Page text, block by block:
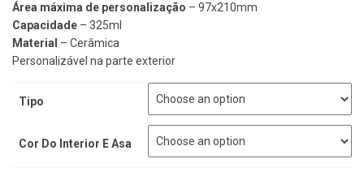
Área máxima de personalização – 97x210mm
Capacidade – 325ml
Material – Cerâmica
Personalizável na parte exterior
Tipo
Cor Do Interior E Asa